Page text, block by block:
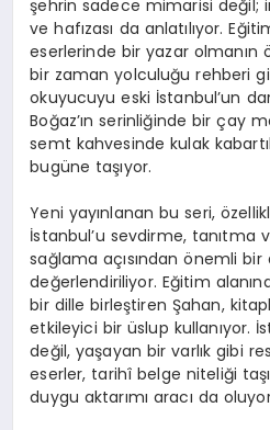
şehrin sadece mimarisi değil;
ve hafızası da anlatılıyor.
eserlerinde bir yazar
bir zaman yolculuğu rehberi
okuyucuyu eski İstanbul’un
Boğaz’ın serinliğinde bir çay
semt kahvesinde kulak
bugüne taşıyor.
Yeni yayınlanan bu seri,
İstanbul’u sevdirme, tanıtma
sağlama açısından önemli bir
değerlendiriliyor. Eğitim
bir dille birleştiren Şahan,
etkileyici bir üslup kullanıyor.
değil, yaşayan bir varlık gibi
eserler, tarihî belge niteliği
duygu aktarımı aracı da